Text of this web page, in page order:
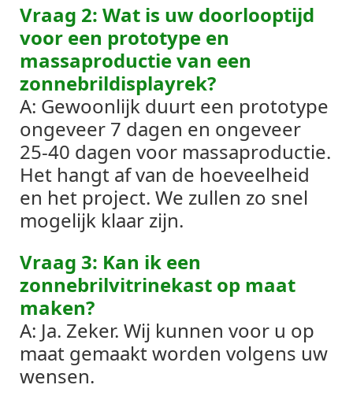
Vraag 2: Wat is uw doorlooptijd
voor een prototype en
massaproductie van een
zonnebrildisplayrek?
A: Gewoonlijk duurt een prototype
ongeveer 7 dagen en ongeveer
25-40 dagen voor massaproductie.
Het hangt af van de hoeveelheid
en het project. We zullen zo snel
mogelijk klaar zijn.
Vraag 3: Kan ik een
zonnebrilvitrinekast op maat
maken?
A: Ja. Zeker. Wij kunnen voor u op
maat gemaakt worden volgens uw
wensen.